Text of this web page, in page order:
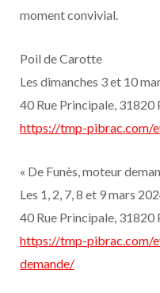
moment convivial.
Poil de Carotte
Les dimanches 3 et 10
40 Rue Principale, 31820
https://tmp-pibrac.com/
« De Funès, moteur
Les 1, 2, 7, 8 et 9 mars
40 Rue Principale, 31820
https://tmp-pibrac.com/
demande/